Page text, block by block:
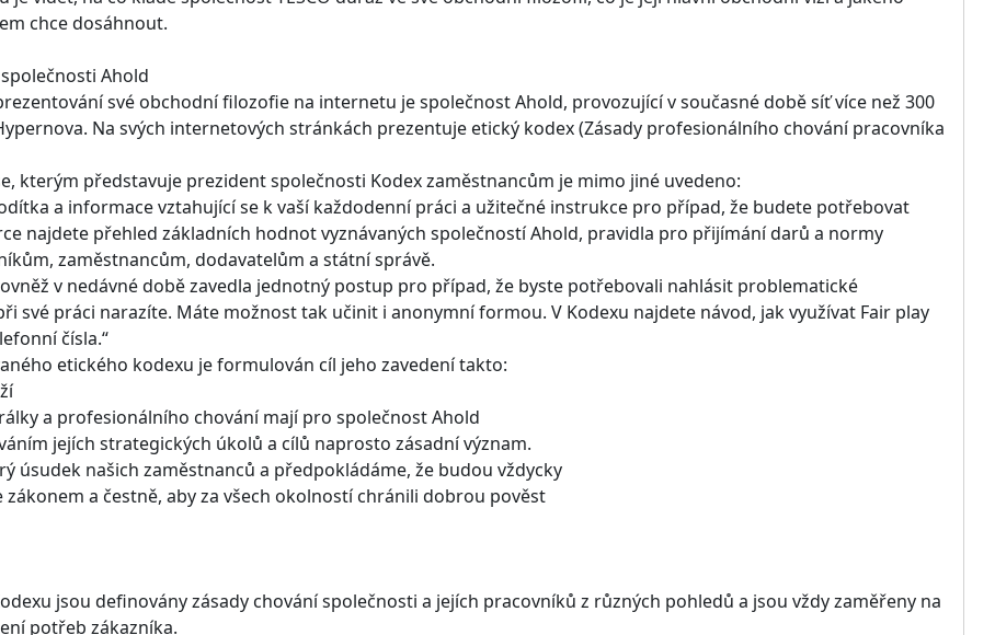
chce dosáhnout.
Ahold
své obchodní filozofie na internetu je společnost Ahold, provozující v současné době síť více než 300
Na svých internetových stránkách prezentuje etický kodex (Zásady profesionálního chování pracovníka
kterým představuje prezident společnosti Kodex zaměstnancům je mimo jiné uvedeno:
a informace vztahující se k vaší každodenní práci a užitečné instrukce pro případ, že budete potřebovat
najdete přehled základních hodnot vyznávaných společností Ahold, pravidla pro přijímání darů a normy
zaměstnancům, dodavatelům a státní správě.
v nedávné době zavedla jednotný postup pro případ, že byste potřebovali nahlásit problematické
své práci narazíte. Máte možnost tak učinit i anonymní formou. V Kodexu najdete návod, jak využívat Fair play
čísla.“
etického kodexu je formulován cíl jeho zavedení takto:
a profesionálního chování mají pro společnost Ahold
jejích strategických úkolů a cílů naprosto zásadní význam.
úsudek našich zaměstnanců a předpokládáme, že budou vždycky
zákonem a čestně, aby za všech okolností chránili dobrou pověst
jsou definovány zásady chování společnosti a jejích pracovníků z různých pohledů a jsou vždy zaměřeny na
potřeb zákazníka.